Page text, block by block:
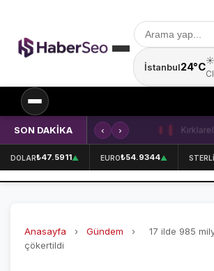
İstanbul24°C☀️
Şehir seçin
SPOR
SPOR HABERLERİ
FENERBAHÇE
SON DAKİKA ‹ ›
DOLAR₺47.5911▲ EURO₺54.9344▲
Anasayfa › Gündem ›
17 ilde 985
çökertildi